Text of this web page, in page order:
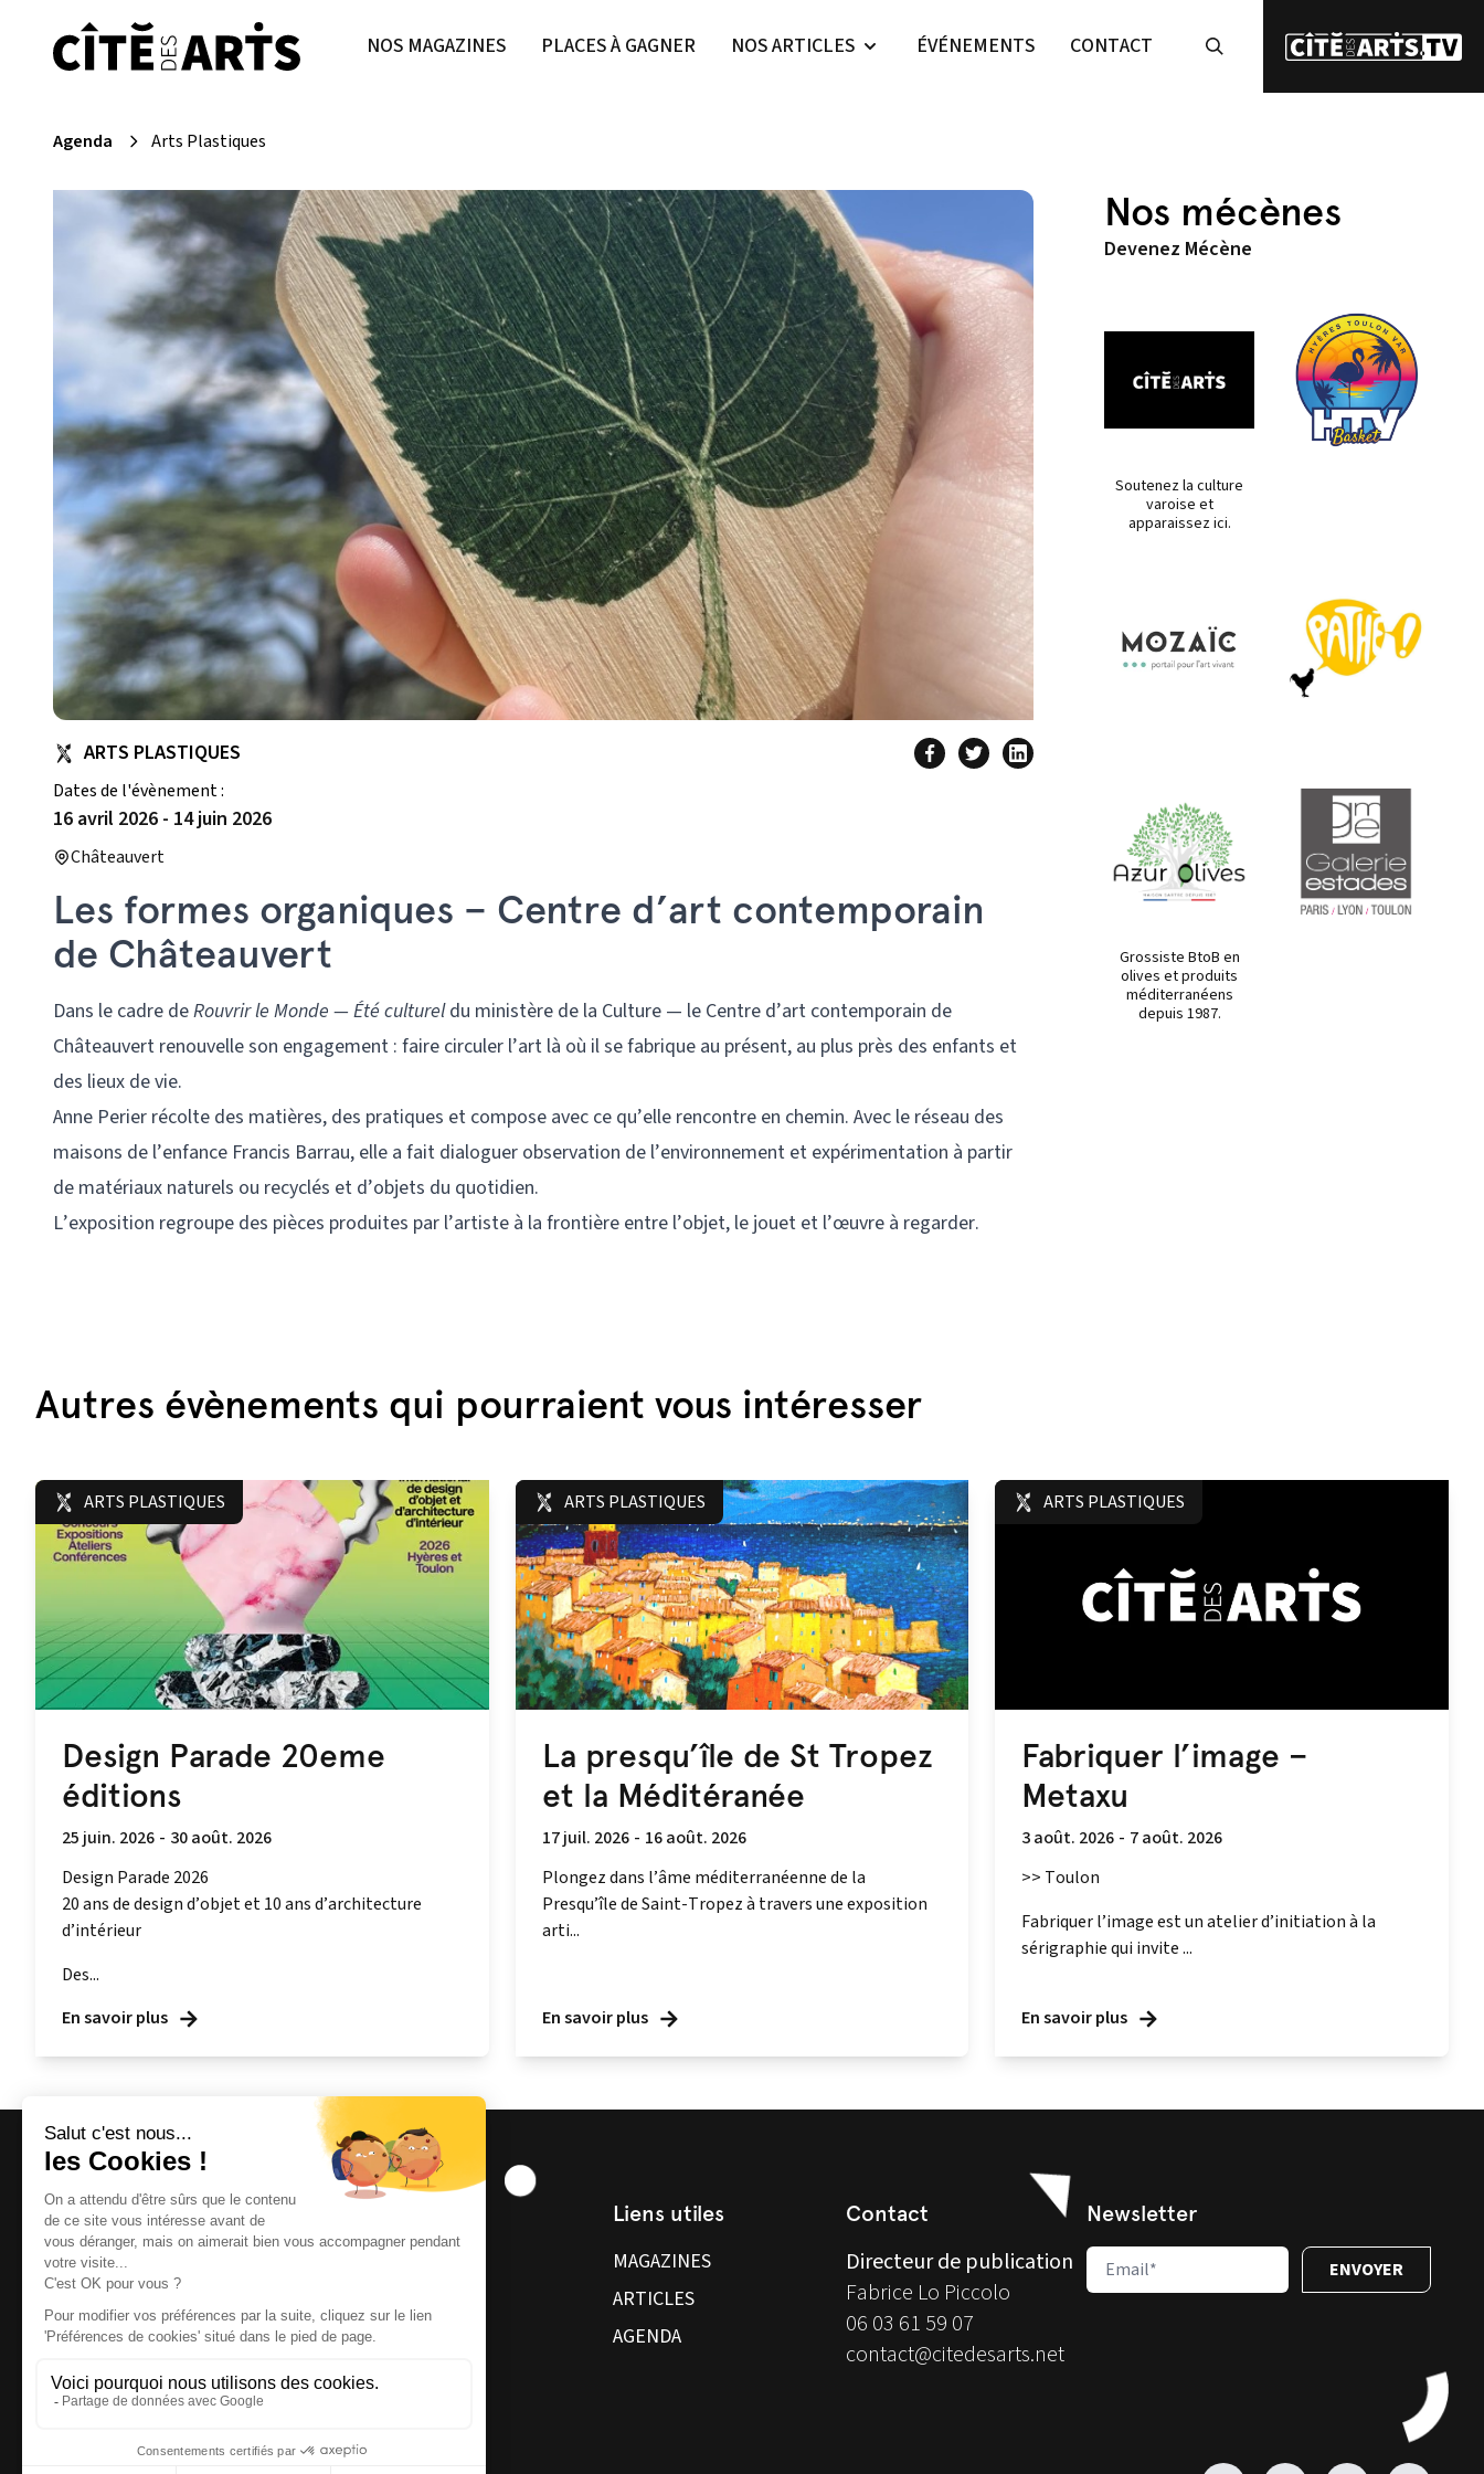
NOS MAGAZINES PLACES À GAGNER NOS ARTICLES ÉVÉNEMENTS CONTACT
Agenda Arts Plastiques
ARTS PLASTIQUES
Dates de l'évènement :
16 avril 2026 - 14 juin 2026
Châteauvert
Les formes organiques – Centre d’art contemporain
de Châteauvert
Dans le cadre deRouvrir le Monde — Été cultureldu ministère de la Culture — le Centre d’art contemporain de
Châteauvert renouvelle son engagement : faire circuler l’art là où il se fabrique au présent, au plus près des enfants et
des lieux de vie.
Anne Perier récolte des matières, des pratiques et compose avec ce qu’elle rencontre en chemin. Avec le réseau des
maisons de l’enfance Francis Barrau, elle a fait dialoguer observation de l’environnement et expérimentation à partir
de matériaux naturels ou recyclés et d’objets du quotidien.
L’exposition regroupe des pièces produites par l’artiste à la frontière entre l’objet, le jouet et l’œuvre à regarder.
Nos mécènes
Devenez Mécène
Soutenez la culture
varoise et
apparaissez ici.
Grossiste BtoB en
olives et produits
méditerranéens
depuis 1987.
Autres évènements qui pourraient vous intéresser
ARTS PLASTIQUES
Design Parade 20eme
éditions
25 juin. 2026 - 30 août. 2026
Design Parade 2026
20 ans de design d’objet et 10 ans d’architecture
d’intérieur
Des...
En savoir plus
ARTS PLASTIQUES
La presqu’île de St Tropez
et la Méditéranée
17 juil. 2026 - 16 août. 2026
Plongez dans l’âme méditerranéenne de la
Presqu’île de Saint-Tropez à travers une exposition
arti...
En savoir plus
ARTS PLASTIQUES
Fabriquer l’image –
Metaxu
3 août. 2026 - 7 août. 2026
>> Toulon
Fabriquer l’image est un atelier d’initiation à la
sérigraphie qui invite ...
En savoir plus
Magazine et site internet culturels varois.
Liens utiles
MAGAZINES
ARTICLES
AGENDA
Contact
Directeur de publication
Fabrice Lo Piccolo
06 03 61 59 07
contact@citedesarts.net
Newsletter